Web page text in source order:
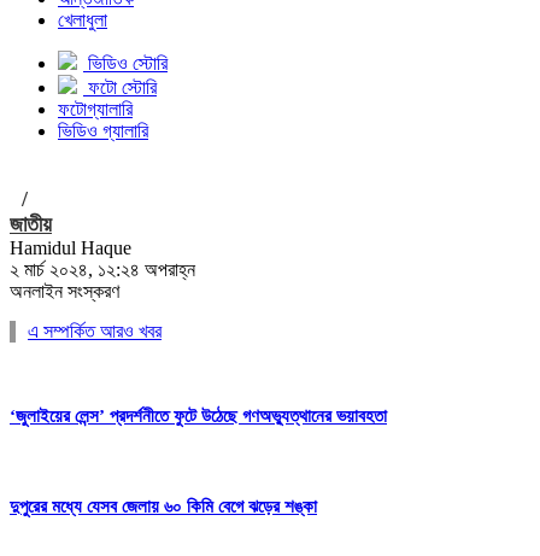
খেলাধুলা
ভিডিও স্টোরি
ফটো স্টোরি
ফটোগ্যালারি
ভিডিও গ্যালারি
/
জাতীয়
Hamidul Haque
২ মার্চ ২০২৪, ১২:২৪ অপরাহ্ন
অনলাইন সংস্করণ
এ সম্পর্কিত আরও খবর
‘জুলাইয়ের লেন্স’ প্রদর্শনীতে ফুটে উঠেছে গণঅভ্যুত্থানের ভয়াবহতা
দুপুরের মধ্যে যেসব জেলায় ৬০ কিমি বেগে ঝড়ের শঙ্কা